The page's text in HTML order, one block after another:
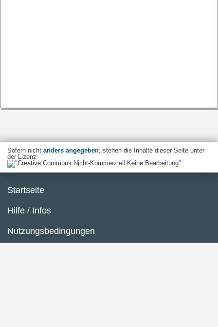
Sofern nicht anders angegeben, stehen die Inhalte dieser Seite unter
der Lizenz
Startseite
Hilfe / Infos
Nutzungsbedingungen